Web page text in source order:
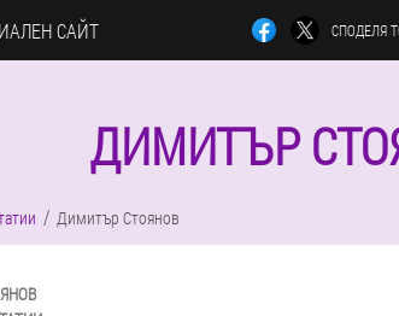
САЙТ СПОДЕЛЯ
ДИМИТЪР
Димитър Стоянов